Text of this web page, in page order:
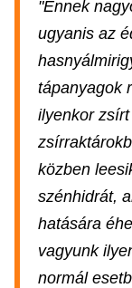
"Ennek
ugyanis az
tápanyagok
ilyenkor
közben
szénhidrát,
hatására
vagyunk
normál